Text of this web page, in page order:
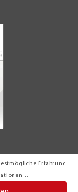
Erfahrung
...
& Co. KG